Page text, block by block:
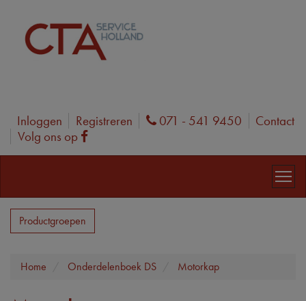
Inloggen Registreren Phone
071 - 541 9450
Contact
Volg ons op
Facebook
Productgroepen
Home Onderdelenboek DS Motorkap